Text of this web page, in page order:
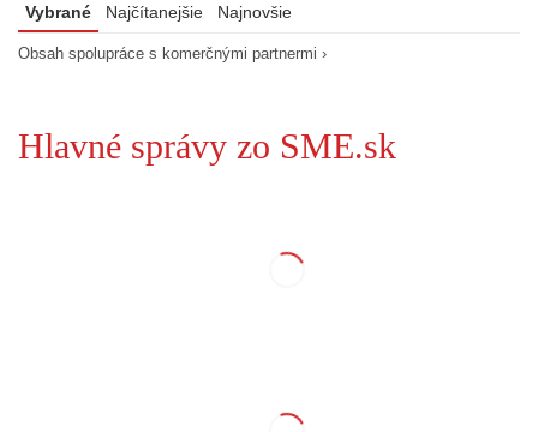
Vybrané Najčítanejšie Najnovšie
Obsah spolupráce s komerčnými partnermi ›
Hlavné správy zo SME.sk